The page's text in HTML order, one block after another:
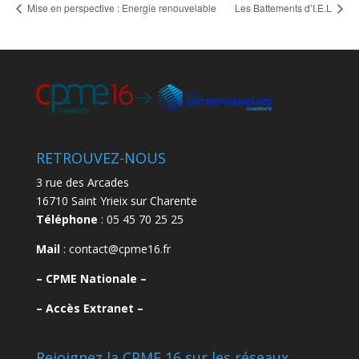
Mise en perspective : Energie renouvelable Les Battements d’I.E.L
RETROUVEZ-NOUS
3 rue des Arcades
16710 Saint Yrieix sur Charente
Téléphone : 05 45 70 25 25
Mail: contact@cpme16.fr
– CPME Nationale –
– Accès Extranet –